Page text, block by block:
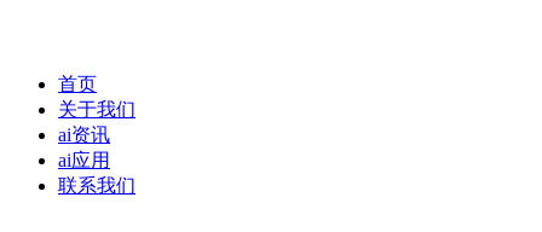
首页
关于我们
ai资讯
ai应用
联系我们